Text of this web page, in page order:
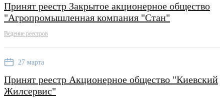
Принят реестр Закрытое акционерное общество
"Агропромышленная компания "Стан"
Ведение реестров
27 марта
Принят реестр Акционерное общество "Киевский
Жилсервис"